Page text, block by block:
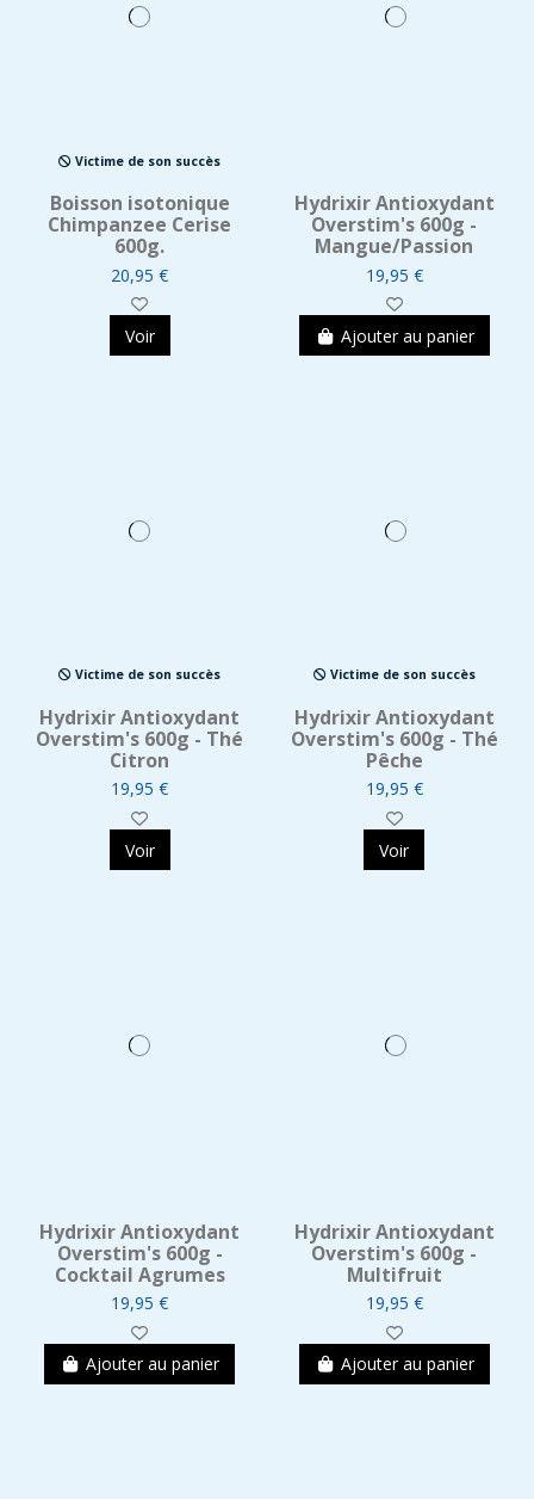
Victime de son succès
Boisson isotonique
Chimpanzee Cerise
600g.
20,95 €
Voir
Hydrixir Antioxydant
Overstim's 600g -
Mangue/Passion
19,95 €
Ajouter au panier
Victime de son succès
Hydrixir Antioxydant
Overstim's 600g - Thé
Citron
19,95 €
Voir
Victime de son succès
Hydrixir Antioxydant
Overstim's 600g - Thé
Pêche
19,95 €
Voir
Hydrixir Antioxydant
Overstim's 600g -
Cocktail Agrumes
19,95 €
Ajouter au panier
Hydrixir Antioxydant
Overstim's 600g -
Multifruit
19,95 €
Ajouter au panier